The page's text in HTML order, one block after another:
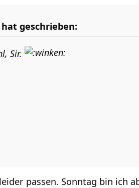
geschrieben:
Sir.
passen. Sonntag bin ich